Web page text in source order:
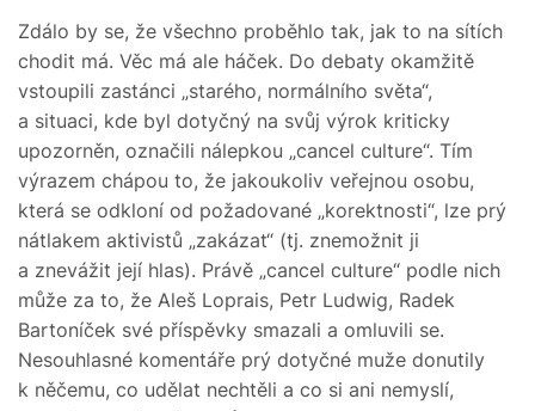
Zdálo by se, že všechno proběhlo tak, jak to na sítích
chodit má. Věc má ale háček. Do debaty okamžitě
vstoupili zastánci „starého, normálního světa“,
a situaci, kde byl dotyčný na svůj výrok kriticky
upozorněn, označili nálepkou „cancel culture“. Tím
výrazem chápou to, že jakoukoliv veřejnou osobu,
která se odkloní od požadované „korektnosti“, lze prý
nátlakem aktivistů „zakázat“ (tj. znemožnit ji
a znevážit její hlas). Právě „cancel culture“ podle nich
může za to, že Aleš Loprais, Petr Ludwig, Radek
Bartoníček své příspěvky smazali a omluvili se.
Nesouhlasné komentáře prý dotyčné muže donutily
k něčemu, co udělat nechtěli a co si ani nemyslí,